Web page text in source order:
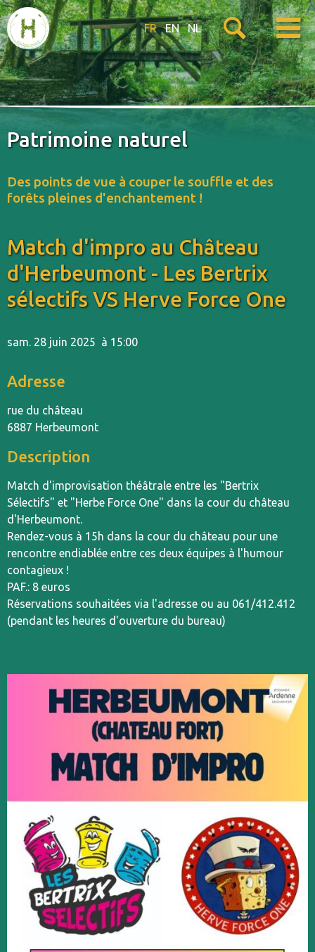
FR EN NL
Patrimoine naturel
Des points de vue à couper le souffle et des
forêts pleines d'enchantement !
Match d'impro au Château
d'Herbeumont - Les Bertrix
sélectifs VS Herve Force One
sam. 28 juin 2025 à 15:00
Adresse
rue du château
6887 Herbeumont
Description
Match d'improvisation théâtrale entre les "Bertrix
Sélectifs" et "Herbe Force One" dans la cour du château
d'Herbeumont.
Rendez-vous à 15h dans la cour du château pour une
rencontre endiablée entre ces deux équipes à l'humour
contagieux !
PAF.: 8 euros
Réservations souhaitées via l'adresse ou au 061/412.412
(pendant les heures d'ouverture du bureau)